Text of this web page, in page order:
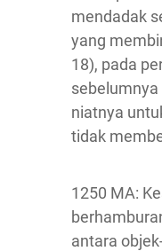
mendadak
yang
18), pada
niatnya
tidak
1250 MA:
antara